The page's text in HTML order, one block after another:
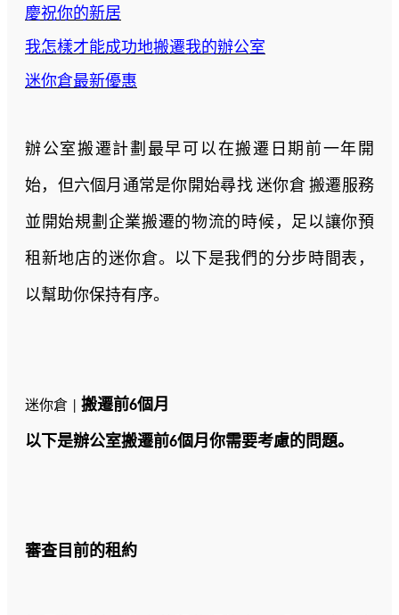
慶祝你的新居
我怎樣才能成功地搬遷我的辦公室
迷你倉最新優惠
辦公室搬遷計劃最早可以在搬遷日期前一年開
始，但六個月通常是你開始尋找 迷你倉 搬遷服務
並開始規劃企業搬遷的物流的時候，足以讓你預
租新地店的迷你倉。以下是我們的分步時間表，
以幫助你保持有序。
迷你倉 | 搬遷前6個月
以下是辦公室搬遷前6個月你需要考慮的問題。
審查目前的租約